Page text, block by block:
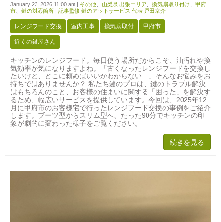
January 23, 2026 11:00 am | その他 山梨県 出張エリア 換気扇取り付け
甲府
市
鍵の対応箇所 | 記事監修 鍵のアットサービス 代表 戸田京介
レンジフード交換 室内工事 換気扇取付 甲府市
近くの鍵屋さん
キッチンのレンジフード。毎日使う場所だからこそ、油汚れや換
気効率が気になりますよね。「古くなったレンジフードを交換し
たいけど、どこに頼めばいいかわからない…」そんなお悩みをお
持ちではありませんか？ 私たち鍵のプロは、鍵のトラブル解決
はもちろんのこと、お客様の住まいに関する「困った」を解決す
るため、幅広いサービスを提供しています。今回は、2025年12
月に甲府市のお客様宅で行ったレンジフード交換の事例をご紹介
します。ブーツ型からスリム型へ、たった90分でキッチンの印
象が劇的に変わった様子をご覧ください。
続きを見る